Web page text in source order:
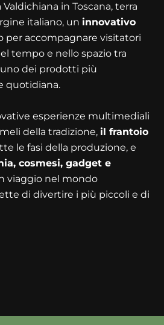
in Toscana, terra
italiano, un innovativo
per accompagnare visitatori
tempo e nello spazio tra
dei prodotti più
quotidiana.
esperienze multimediali
della tradizione, il frantoio
le fasi della produzione, e
cosmesi, gadget e
viaggio nel mondo
di divertire i più piccoli e di